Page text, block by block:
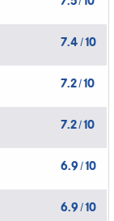
7.4 /10
7.2/10
7.2/10
6.9 /10
6.9 /10